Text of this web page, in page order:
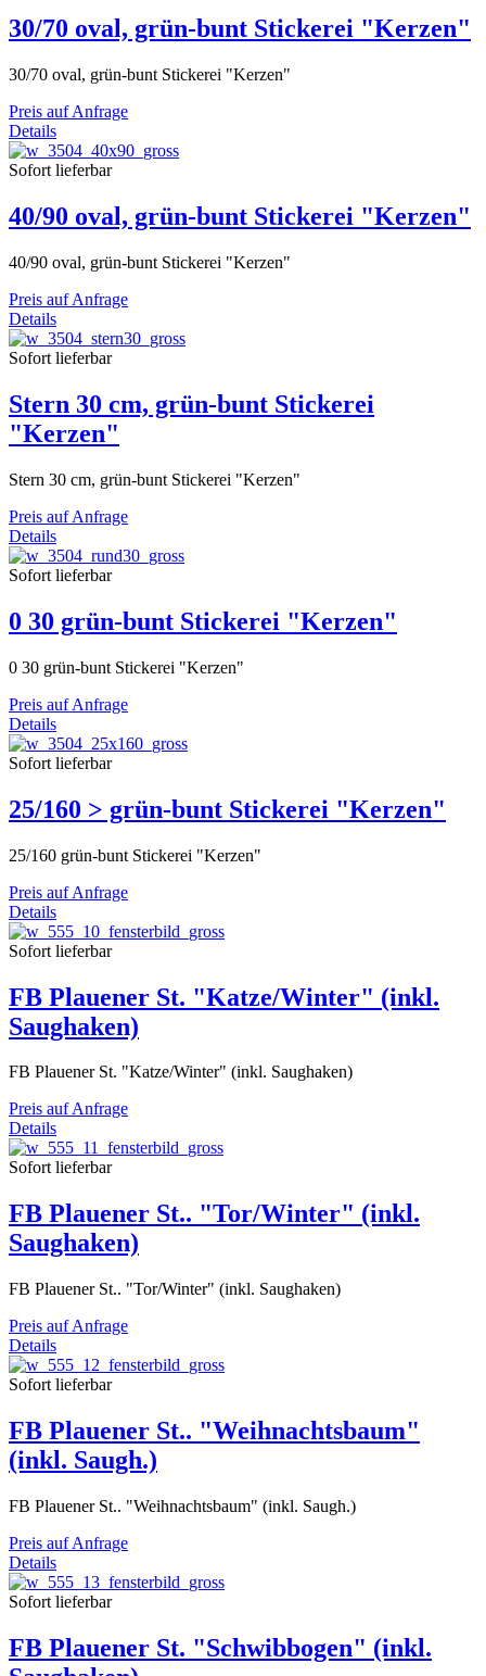
30/70 oval, grün-bunt Stickerei "Kerzen"
30/70 oval, grün-bunt Stickerei "Kerzen"
Preis auf Anfrage
Details
Sofort lieferbar
40/90 oval, grün-bunt Stickerei "Kerzen"
40/90 oval, grün-bunt Stickerei "Kerzen"
Preis auf Anfrage
Details
Sofort lieferbar
Stern 30 cm, grün-bunt Stickerei
"Kerzen"
Stern 30 cm, grün-bunt Stickerei "Kerzen"
Preis auf Anfrage
Details
Sofort lieferbar
0 30 grün-bunt Stickerei "Kerzen"
0 30 grün-bunt Stickerei "Kerzen"
Preis auf Anfrage
Details
Sofort lieferbar
25/160 > grün-bunt Stickerei "Kerzen"
25/160 grün-bunt Stickerei "Kerzen"
Preis auf Anfrage
Details
Sofort lieferbar
FB Plauener St. "Katze/Winter" (inkl.
Saughaken)
FB Plauener St. "Katze/Winter" (inkl. Saughaken)
Preis auf Anfrage
Details
Sofort lieferbar
FB Plauener St.. "Tor/Winter" (inkl.
Saughaken)
FB Plauener St.. "Tor/Winter" (inkl. Saughaken)
Preis auf Anfrage
Details
Sofort lieferbar
FB Plauener St.. "Weihnachtsbaum"
(inkl. Saugh.)
FB Plauener St.. "Weihnachtsbaum" (inkl. Saugh.)
Preis auf Anfrage
Details
Sofort lieferbar
FB Plauener St. "Schwibbogen" (inkl.